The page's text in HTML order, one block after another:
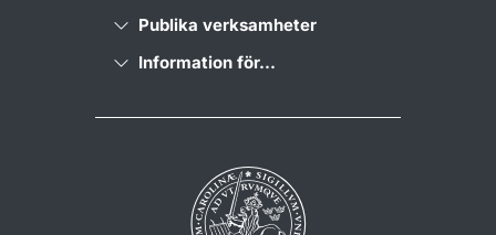
Publika verksamheter
Information för...